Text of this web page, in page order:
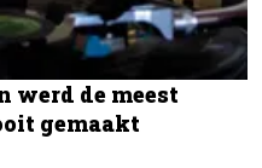
werd de meest
gemaakt